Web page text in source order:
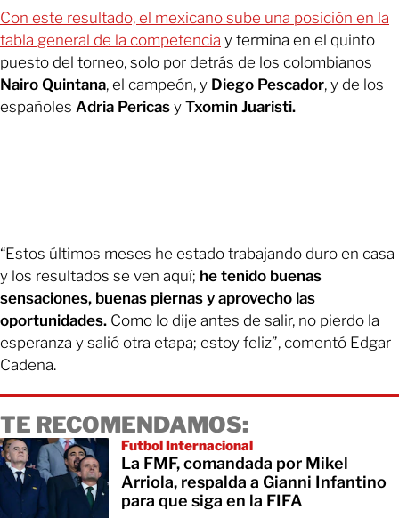
Con este resultado, el mexicano sube una posición en la
tabla general de la competencia y termina en el quinto
puesto del torneo, solo por detrás de los colombianos
Nairo Quintana, el campeón, y Diego Pescador, y de los
españoles Adria Pericas y Txomin Juaristi.
“Estos últimos meses he estado trabajando duro en casa
y los resultados se ven aquí; he tenido buenas
sensaciones, buenas piernas y aprovecho las
oportunidades. Como lo dije antes de salir, no pierdo la
esperanza y salió otra etapa; estoy feliz”, comentó Edgar
Cadena.
TE RECOMENDAMOS:
Futbol Internacional
La FMF, comandada por Mikel
Arriola, respalda a Gianni Infantino
para que siga en la FIFA